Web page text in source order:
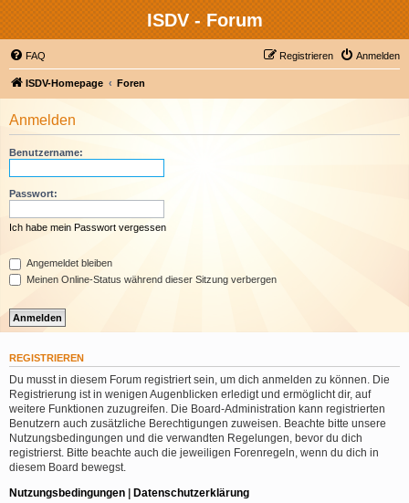
ISDV - Forum
FAQ Anmelden
Registrieren
ISDV-Homepage Foren
Anmelden
Benutzername:
Passwort:
Ich habe mein Passwort vergessen
Angemeldet bleiben
Meinen Online-Status während dieser Sitzung verbergen
REGISTRIEREN
Du musst in diesem Forum registriert sein, um dich anmelden zu können. Die
Registrierung ist in wenigen Augenblicken erledigt und ermöglicht dir, auf
weitere Funktionen zuzugreifen. Die Board-Administration kann registrierten
Benutzern auch zusätzliche Berechtigungen zuweisen. Beachte bitte unsere
Nutzungsbedingungen und die verwandten Regelungen, bevor du dich
registrierst. Bitte beachte auch die jeweiligen Forenregeln, wenn du dich in
diesem Board bewegst.
Nutzungsbedingungen | Datenschutzerklärung